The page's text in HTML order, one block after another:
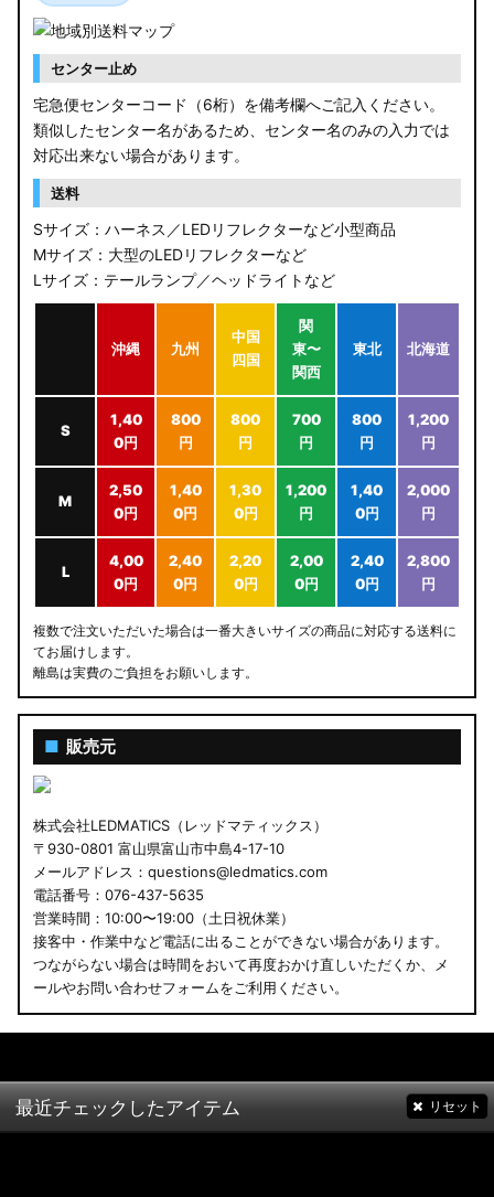
センター止め
宅急便センターコード（6桁）を備考欄へご記入ください。
類似したセンター名があるため、センター名のみの入力では
対応出来ない場合があります。
送料
Sサイズ：ハーネス／LEDリフレクターなど小型商品
Mサイズ：大型のLEDリフレクターなど
Lサイズ：テールランプ／ヘッドライトなど
沖縄 九州
中国
四国
関
東〜
関西
東北 北海道
S
1,40
0円
800
円
800
円
700
円
800
円
1,200
円
M
2,50
0円
1,40
0円
1,30
0円
1,200
円
1,40
0円
2,000
円
L
4,00
0円
2,40
0円
2,20
0円
2,00
0円
2,40
0円
2,800
円
複数で注文いただいた場合は一番大きいサイズの商品に対応する送料に
てお届けします。
離島は実費のご負担をお願いします。
■ 販売元
株式会社LEDMATICS（レッドマティックス）
〒930-0801 富山県富山市中島4-17-10
メールアドレス：questions@ledmatics.com
電話番号：076-437-5635
営業時間：10:00〜19:00（土日祝休業）
接客中・作業中など電話に出ることができない場合があります。
つながらない場合は時間をおいて再度おかけ直しいただくか、メ
ールやお問い合わせフォームをご利用ください。
最近チェックしたアイテム リセット